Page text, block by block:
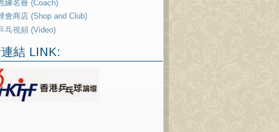
練名冊 (Coach)
會商店 (Shop and Club)
乓視頻 (Video)
結 LINK: